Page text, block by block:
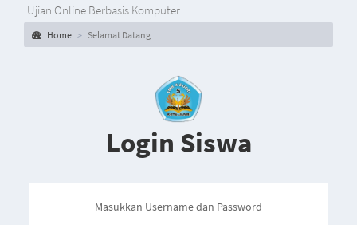
Ujian Online Berbasis Komputer
Home Selamat Datang
Login Siswa
Masukkan Username dan Password